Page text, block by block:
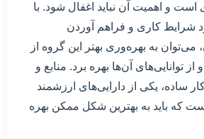
و اهمیت آن نباید اغفال شود. با
شرایط کاری و فراهم آوردن
به بهره‌وری بهتر این گروه از
توانایی‌های آن‌ها بهره برد. منابع و
ساده، یکی از دارایی‌های ارزشمند
که باید به بهترین شکل ممکن بهره